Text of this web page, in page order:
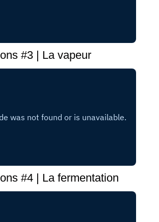
#3 | La vapeur
#4 | La fermentation